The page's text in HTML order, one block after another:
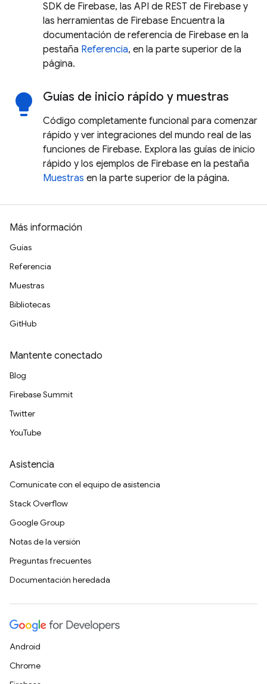
SDK de Firebase, las API de REST de Firebase y
las herramientas de Firebase Encuentra la
documentación de referencia de Firebase en la
pestaña Referencia, en la parte superior de la
página.
lightbulb Guías de inicio rápido y muestras
Código completamente funcional para comenzar
rápido y ver integraciones del mundo real de las
funciones de Firebase. Explora las guías de inicio
rápido y los ejemplos de Firebase en la pestaña
Muestras en la parte superior de la página.
Más información
Guías
Referencia
Muestras
Bibliotecas
GitHub
Mantente conectado
Blog
Firebase Summit
Twitter
YouTube
Asistencia
Comunícate con el equipo de asistencia
Stack Overflow
Google Group
Notas de la versión
Preguntas frecuentes
Documentación heredada
Android
Chrome